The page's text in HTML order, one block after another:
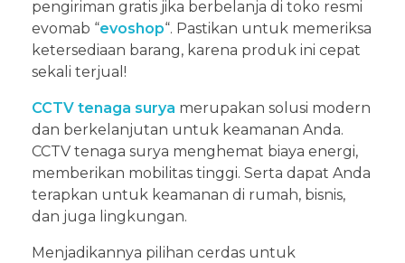
pengiriman gratis jika berbelanja di toko resmi
evomab “evoshop“. Pastikan untuk memeriksa
ketersediaan barang, karena produk ini cepat
sekali terjual!
CCTV tenaga surya merupakan solusi modern
dan berkelanjutan untuk keamanan Anda.
CCTV tenaga surya menghemat biaya energi,
memberikan mobilitas tinggi. Serta dapat Anda
terapkan untuk keamanan di rumah, bisnis,
dan juga lingkungan.
Menjadikannya pilihan cerdas untuk